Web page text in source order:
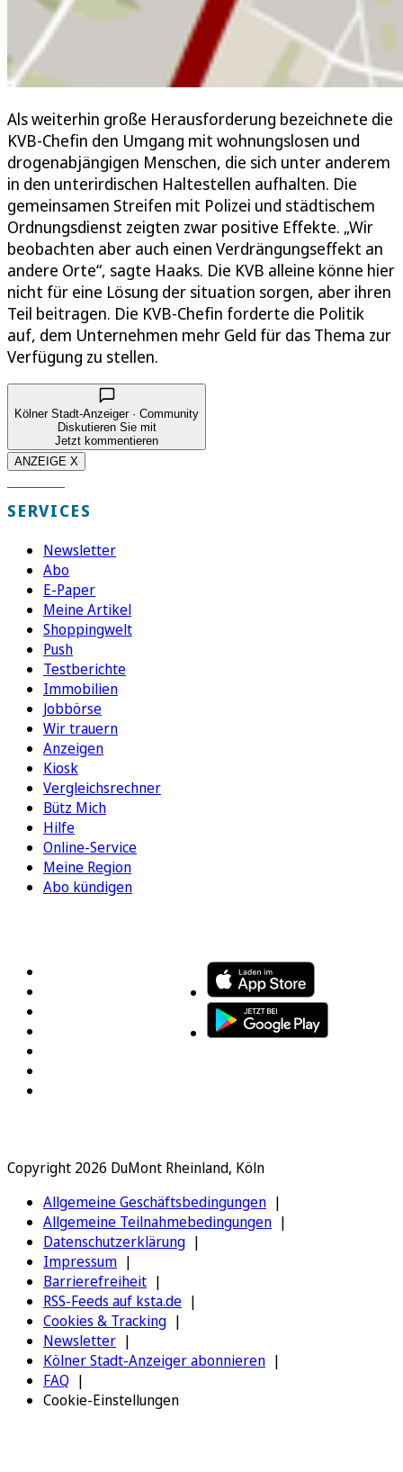
Als weiterhin große Herausforderung bezeichnete die
KVB-Chefin den Umgang mit wohnungslosen und
drogenabjängigen Menschen, die sich unter anderem
in den unterirdischen Haltestellen aufhalten. Die
gemeinsamen Streifen mit Polizei und städtischem
Ordnungsdienst zeigten zwar positive Effekte. „Wir
beobachten aber auch einen Verdrängungseffekt an
andere Orte“, sagte Haaks. Die KVB alleine könne hier
nicht für eine Lösung der situation sorgen, aber ihren
Teil beitragen. Die KVB-Chefin forderte die Politik
auf, dem Unternehmen mehr Geld für das Thema zur
Verfügung zu stellen.
Kölner Stadt-Anzeiger · Community
Diskutieren Sie mit
Jetzt kommentieren
ANZEIGE X
SERVICES
Newsletter
Abo
E-Paper
Meine Artikel
Shoppingwelt
Push
Testberichte
Immobilien
Jobbörse
Wir trauern
Anzeigen
Kiosk
Vergleichsrechner
Bütz Mich
Hilfe
Online-Service
Meine Region
Abo kündigen
Copyright 2026 DuMont Rheinland, Köln
Allgemeine Geschäftsbedingungen
Allgemeine Teilnahmebedingungen
Datenschutzerklärung
Impressum
Barrierefreiheit
RSS-Feeds auf ksta.de
Cookies & Tracking
Newsletter
Kölner Stadt-Anzeiger abonnieren
FAQ
Cookie-Einstellungen